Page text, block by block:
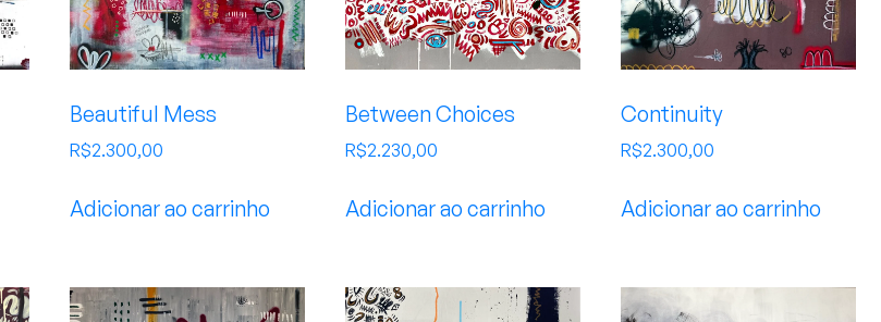
Beautiful Mess
R$2.300,00
Adicionar ao carrinho
Between Choices
R$2.230,00
Adicionar ao carrinho
Continuity
R$2.300,00
Adicionar ao carrinho